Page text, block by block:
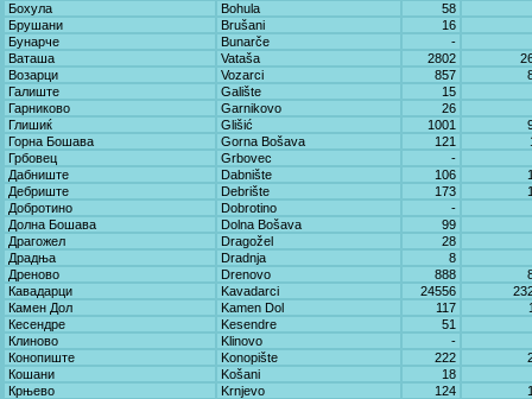
Бохула
Bohula
58
Брушани
Brušani
16
Бунарче
Bunarče
-
Ваташа
Vataša 2802
Возарци
Vozarci 857
Галиште
Galište
15
Гарниково
Garnikovo
26
Глишиќ
Glišić 1001
Горна Бошава
Gorna Bošava 121
Грбовец
Grbovec
-
Дабниште
Dabnište 106
Дебриште
Debrište 173
Добротино
Dobrotino
-
Долна Бошава
Dolna Bošava
99
Драгожел
Dragožel
28
Драдња
Dradnja
8
Дреново
Drenovo 888
Кавадарци
Kavadarci 24556
Камен Дол
Kamen Dol 117
Кесендре
Kesendre
51
Клиново
Klinovo
-
Конопиште
Konopište 222
Кошани
Košani
18
Крњево
Krnjevo 124